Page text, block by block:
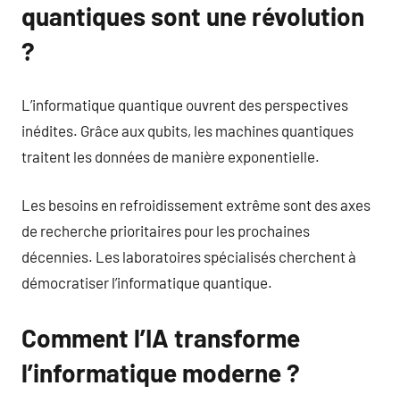
quantiques sont une révolution
?
L’informatique quantique ouvrent des perspectives
inédites. Grâce aux qubits, les machines quantiques
traitent les données de manière exponentielle.
Les besoins en refroidissement extrême sont des axes
de recherche prioritaires pour les prochaines
décennies. Les laboratoires spécialisés cherchent à
démocratiser l’informatique quantique.
Comment l’IA transforme
l’informatique moderne ?